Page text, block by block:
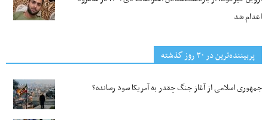
اعدام شد
پربیننده‌ترین‌ در ۳۰ روز گذشته
جمهوری اسلامی از آغاز جنگ چقدر به آمریکا سود رسانده؟